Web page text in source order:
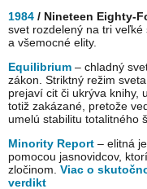
1984 / Nineteen Eighty-
svet rozdelený na tri
a všemocné elity.
Equilibrium – chladný
zákon. Striktný režim
prejaví cit či ukrýva knihy,
totiž zakázané, pretože
umelú stabilitu totalitného
Minority Report – elitná
pomocou jasnovidcov,
zločinom. Viac o
verdikt